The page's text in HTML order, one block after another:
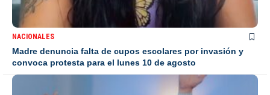
NACIONALES
Madre denuncia falta de cupos escolares por invasión y
convoca protesta para el lunes 10 de agosto